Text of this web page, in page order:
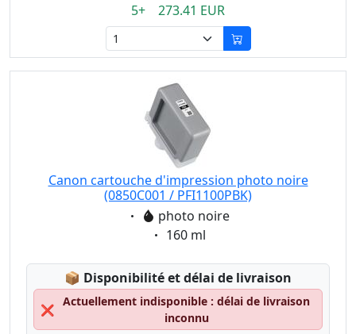
5+ 273.41 EUR
Canon cartouche d'impression photo noire
(0850C001 / PFI1100PBK)
Eigenschaft:
photo noire
Eigenschaft:
160 ml
📦 Lagerstatus:
Disponibilité et délai de livraison
❌
Actuellement indisponible : délai de livraison
inconnu